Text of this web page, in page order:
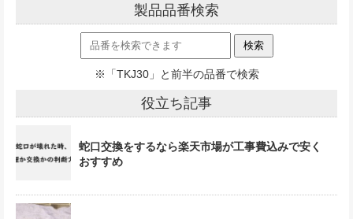
製品品番検索
※「TKJ30」と前半の品番で検索
役立ち記事
蛇口交換をするなら楽天市場が工事費込みで安く
おすすめ